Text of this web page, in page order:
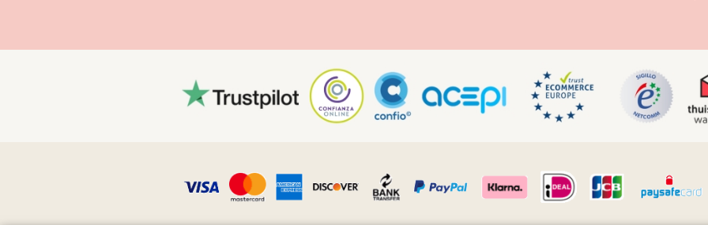
비치 백이나 파우치 안에 든 젖은 수영복을 꺼내야 한다는 것을 항상 기억하세요. 젖은 상태에서 접거나 말아서 오래 두면 절대로 안 됩니다.
주 또는 주름 장식 등과 같은 장식품이 있으면 세탁할 때 문지르기, 비틀기, 당기기를 하지 마시기 바랍니다.
수영복에 얼룩이 묻으면, 마르지 않았을 때 가볍게 쳐내세요. 얼룩이 마른 경우에는 긁어 내려고 하지 마세요. 수영복의 염색이 손상될 수 있습
어떻게 건조시키나요? 직사 일광에 두면 절대로 안 됩니다. 타월을 깔고 비키니 또는 수영복을 그 위에 놓으세요. 조심스럽게 둘둘 말아서 대
직사 일광에 노출시키면 컬러가 날아갑니다. 건조기를 사용하면 절대로 안 됩니다.